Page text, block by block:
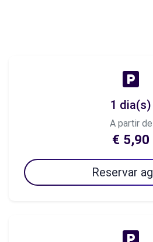
1 dia(s)
A partir de
€ 5,90
Reservar